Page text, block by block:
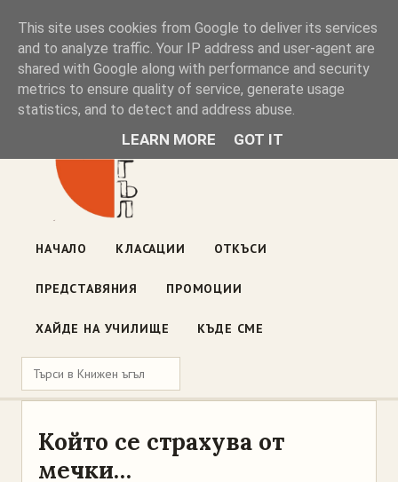
Книжен ъгъл
Блог на книжарницата — класации, откъси, нови книги
ул. „Оборище" 117, София· пон–пет 10:00–19:00 ·
НАЧАЛО КЛАСАЦИИ ОТКЪСИ
ПРЕДСТАВЯНИЯ ПРОМОЦИИ
ХАЙДЕ НА УЧИЛИЩЕ КЪДЕ СМЕ
Който се страхува от
мечки…
This site uses cookies from Google to deliver its services
and to analyze traffic. Your IP address and user-agent are
shared with Google along with performance and security
metrics to ensure quality of service, generate usage
statistics, and to detect and address abuse.
LEARN MORE GOT IT